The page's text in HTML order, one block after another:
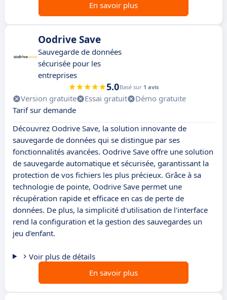
En savoir plus
Oodrive Save
Sauvegarde de données
sécurisée pour les
entreprises
5.0Basé sur 1 avis
Version gratuite Essai gratuit
Démo gratuite
Tarif sur demande
Découvrez Oodrive Save, la solution innovante de
sauvegarde de données qui se distingue par ses
fonctionnalités avancées. Oodrive Save offre une solution
de sauvegarde automatique et sécurisée, garantissant la
protection de vos fichiers les plus précieux. Grâce à sa
technologie de pointe, Oodrive Save permet une
récupération rapide et efficace en cas de perte de
données. De plus, la simplicité d'utilisation de l'interface
rend la configuration et la gestion des sauvegardes un
jeu d'enfant.
Voir plus de détails
En savoir plus